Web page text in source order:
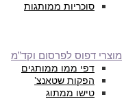
סוכריות ממותגות
מוצרי דפוס לפרסום וקד”מ
דפי ממו ממותגים
הפקות שטאנצ’
טישו ממתוג